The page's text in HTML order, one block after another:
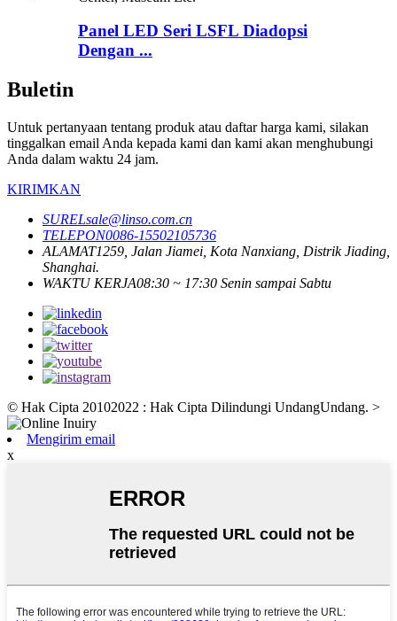
Panel LED Seri LSFL Diadopsi
Dengan ...
Buletin
Untuk pertanyaan tentang produk atau daftar harga kami, silakan
tinggalkan email Anda kepada kami dan kami akan menghubungi
Anda dalam waktu 24 jam.
KIRIMKAN
SURELsale@linso.com.cn
TELEPON0086-15502105736
ALAMAT1259, Jalan Jiamei, Kota Nanxiang, Distrik Jiading,
Shanghai.
WAKTU KERJA08:30 ~ 17:30 Senin sampai Sabtu
© Hak Cipta 20102022 : Hak Cipta Dilindungi UndangUndang. >
Mengirim email
x